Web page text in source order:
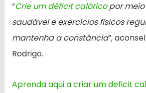
“Crie um déficit calóricopor
saudável e exercícios físicos
mantenha a constância“,
Rodrigo.
Aprenda aqui a criar um deficit